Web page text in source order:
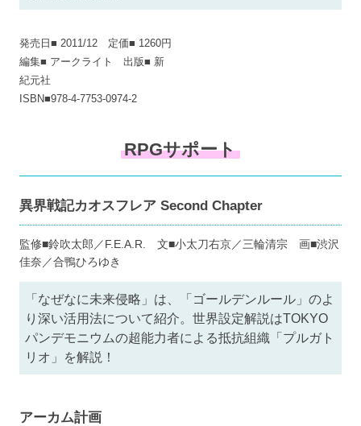
発売日■ 2011/12 定価■ 1260円
編集■ アークライト 出版■ 新
紀元社
ISBN■978-4-7753-0974-2
RPGサポート
異界戦記カオスフレア Second Chapter
監修■鈴吹太郎／F.E.A.R. 文■小太刀右京／三輪清宗 画■渋沢
佳奈／合鴨ひろゆき
「なぜなに未来侵略」は、「ゴールデンルール」のよ
り深い活用法について紹介。世界設定解説はTOKYO
パンデモニウムの超能力者による抵抗組織「プルガト
リオ」を解説！
アーカム計画